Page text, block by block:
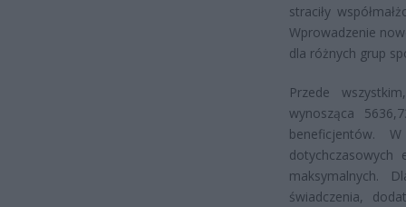
straciły
Wprowadzenie
dla różnych grup
Przede
wynosząca
beneficjentów.
maksymalnych.
świadczenia,